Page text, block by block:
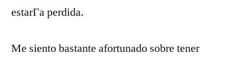
estarГ­a perdida.
Me siento bastante afortunado sobre tener